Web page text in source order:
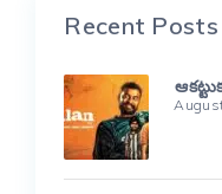
Recent Posts